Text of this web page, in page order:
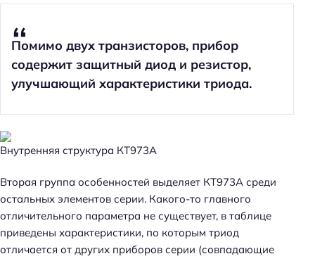
Помимо двух транзисторов, прибор
содержит защитный диод и резистор,
улучшающий характеристики триода.
Внутренняя структура КТ973А
Вторая группа особенностей выделяет КТ973А среди
остальных элементов серии. Какого-то главного
отличительного параметра не существует, в таблице
приведены характеристики, по которым триод
отличается от других приборов серии (совпадающие